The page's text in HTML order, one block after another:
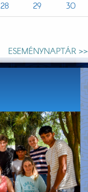
28 29
30
ESEMÉNYNAPTÁR >>